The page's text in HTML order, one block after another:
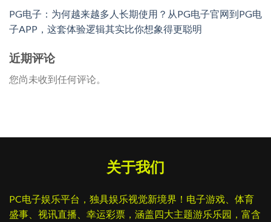
PG电子：为何越来越多人长期使用？从PG电子官网到PG电
子APP，这套体验逻辑其实比你想象得更聪明
近期评论
您尚未收到任何评论。
关于我们
PC电子娱乐平台，独具娱乐视觉新境界！电子游戏、体育
盛事、视讯直播、幸运彩票，涵盖四大主题游乐乐园，富含